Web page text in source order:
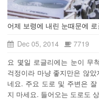
어제 보령에 내린 눈때문에
Dec 05, 2014
7719
요 몇일 로글리에는 눈이 무
걱정이라 마냥 좋지만은 않
네요. 주요 도로 및 주변은
지 마세요. 들어오는 도로도